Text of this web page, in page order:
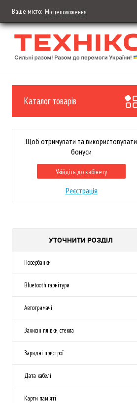
Ваше місто: Місцеположення
Каталог товарів
Щоб отримувати та використовувати
бонуси
Увійдіть до кабінету
Реєстрація
УТОЧНИТИ РОЗДІЛ
Повербанки
Bluetooth гарнітури
Автотримачі
Захисні плівки, стекла
Зарядні пристрої
Дата кабелі
Kарти пам'яті